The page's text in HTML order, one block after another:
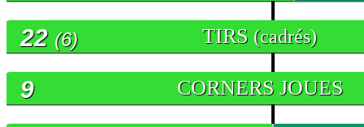
TIRS (cadrés)
22 (6)
CORNERS JOUES
9